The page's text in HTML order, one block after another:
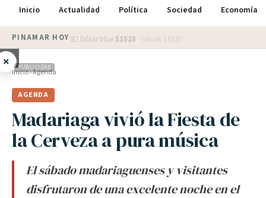
Inicio Actualidad Política Sociedad Economía
PINAMAR HOY·💵 Dólar blue $1525 · oficial $ 1520
× PUBLICIDAD
Inicio›Agenda
AGENDA
Madariaga vivió la Fiesta de
la Cerveza a pura música
El sábado madariaguenses y visitantes
disfrutaron de una excelente noche en el